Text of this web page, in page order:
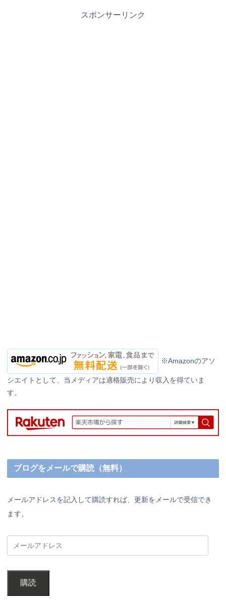
スポンサーリンク
※Amazonのアソ
シエイトとして、当メディアは適格販売により収入を得ていま
す。
ブログをメールで購読（無料）
メールアドレスを記入して購読すれば、更新をメールで受信でき
ます。
購読